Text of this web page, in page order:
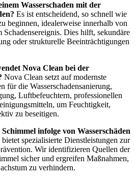
Wasserschaden mit der
Es ist entscheidend, so schnell wie
beginnen, idealerweise innerhalb von
Schadensereignis. Dies hilft, sekundäre
oder strukturelle Beeinträchtigungen
Nova Clean bei der
Nova Clean setzt auf modernste
für die Wasserschadensanierung,
Luftbefeuchtern, professionellen
um Feuchtigkeit,
zu beseitigen.
infolge von Wasserschäden
spezialisierte Dienstleistungen zur
Wir identifizieren Quellen der
sicher und ergreifen Maßnahmen,
zu verhindern.